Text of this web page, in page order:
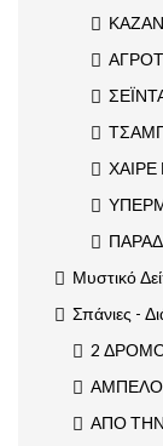
ΚΑΖΑΝ
Μυστικό
Σπάνιες -
2
ΑΠΟ